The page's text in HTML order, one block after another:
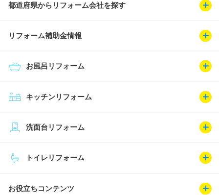
都道府県からリフォーム会社を探す
リフォーム補助金情報
キッチンリフォーム
お風呂リフォーム
トイレリフォーム
洗面台リフォーム
お役立ちコンテンツ